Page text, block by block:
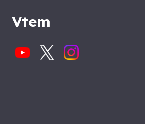
Vtem